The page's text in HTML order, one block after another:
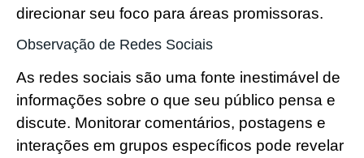
direcionar seu foco para áreas promissoras.
Observação de Redes Sociais
As redes sociais são uma fonte inestimável de
informações sobre o que seu público pensa e
discute. Monitorar comentários, postagens e
interações em grupos específicos pode revelar